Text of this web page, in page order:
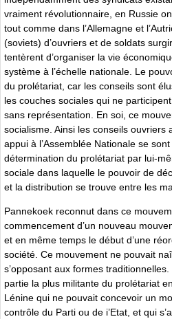
vraiment révolutionnaire, en Russie
tout comme dans l’Allemagne et
(soviets) d’ouvriers et de soldats
tentèrent d’organiser la vie
système à l’échelle nationale. Le
du prolétariat, car les conseils sont
les couches sociales qui ne
sans représentation. En soi, ce
socialisme. Ainsi les conseils ouvriers
appui à l’Assemblée Nationale se
détermination du prolétariat par lui-
sociale dans laquelle le pouvoir de
et la distribution se trouve entre les
Pannekoek reconnut dans ce
commencement d’un nouveau
et en même temps le début d’une
société. Ce mouvement ne pouvait
s’opposant aux formes
partie la plus militante du prolétariat
Lénine qui ne pouvait concevoir un
contrôle du Parti ou de i’Etat, et qui